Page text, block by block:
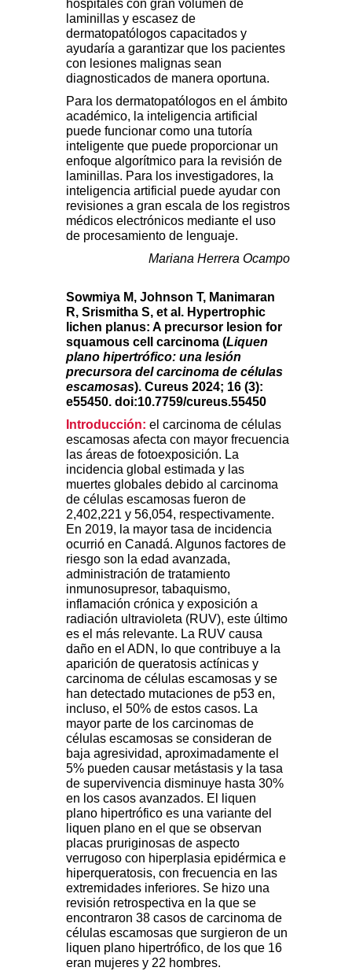
hospitales con gran volumen de
laminillas y escasez de
dermatopatólogos capacitados y
ayudaría a garantizar que los pacientes
con lesiones malignas sean
diagnosticados de manera oportuna.
Para los dermatopatólogos en el ámbito
académico, la inteligencia artificial
puede funcionar como una tutoría
inteligente que puede proporcionar un
enfoque algorítmico para la revisión de
laminillas. Para los investigadores, la
inteligencia artificial puede ayudar con
revisiones a gran escala de los registros
médicos electrónicos mediante el uso
de procesamiento de lenguaje.
Mariana Herrera Ocampo
Sowmiya M, Johnson T, Manimaran
R, Srismitha S, et al. Hypertrophic
lichen planus: A precursor lesion for
squamous cell carcinoma (Liquen
plano hipertrófico: una lesión
precursora del carcinoma de células
escamosas). Cureus 2024; 16 (3):
e55450. doi:10.7759/cureus.55450
Introducción: el carcinoma de células
escamosas afecta con mayor frecuencia
las áreas de fotoexposición. La
incidencia global estimada y las
muertes globales debido al carcinoma
de células escamosas fueron de
2,402,221 y 56,054, respectivamente.
En 2019, la mayor tasa de incidencia
ocurrió en Canadá. Algunos factores de
riesgo son la edad avanzada,
administración de tratamiento
inmunosupresor, tabaquismo,
inflamación crónica y exposición a
radiación ultravioleta (RUV), este último
es el más relevante. La RUV causa
daño en el ADN, lo que contribuye a la
aparición de queratosis actínicas y
carcinoma de células escamosas y se
han detectado mutaciones de p53 en,
incluso, el 50% de estos casos. La
mayor parte de los carcinomas de
células escamosas se consideran de
baja agresividad, aproximadamente el
5% pueden causar metástasis y la tasa
de supervivencia disminuye hasta 30%
en los casos avanzados. El liquen
plano hipertrófico es una variante del
liquen plano en el que se observan
placas pruriginosas de aspecto
verrugoso con hiperplasia epidérmica e
hiperqueratosis, con frecuencia en las
extremidades inferiores. Se hizo una
revisión retrospectiva en la que se
encontraron 38 casos de carcinoma de
células escamosas que surgieron de un
liquen plano hipertrófico, de los que 16
eran mujeres y 22 hombres.